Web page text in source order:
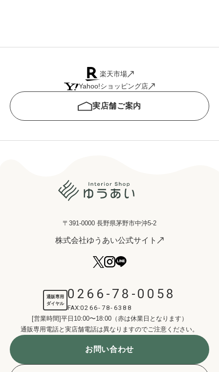
楽天市場
Yahoo!ショッピング店
実店舗ご案内
〒391-0000 長野県茅野市中沖5-2
株式会社ゆうあい公式サイト
通販専用
ダイヤル
0266-78-0058
FAX:0266-78-6388
[営業時間]平日10:00〜18:00（赤は休業日となります）
通販専用電話と実店舗電話は異なりますのでご注意ください。
お問い合わせ